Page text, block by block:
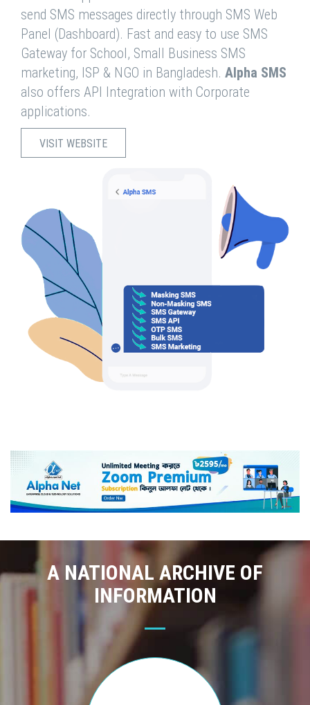
send SMS messages directly through SMS Web
Panel (Dashboard). Fast and easy to use SMS
Gateway for School, Small Business SMS
marketing, ISP & NGO in Bangladesh. Alpha SMS
also offers API Integration with Corporate
applications.
VISIT WEBSITE
A NATIONAL ARCHIVE OF
INFORMATION